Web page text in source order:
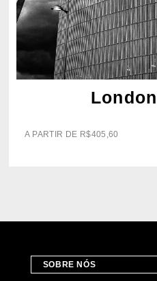
A PARTIR DE R$405,60
SOBRE NÓS